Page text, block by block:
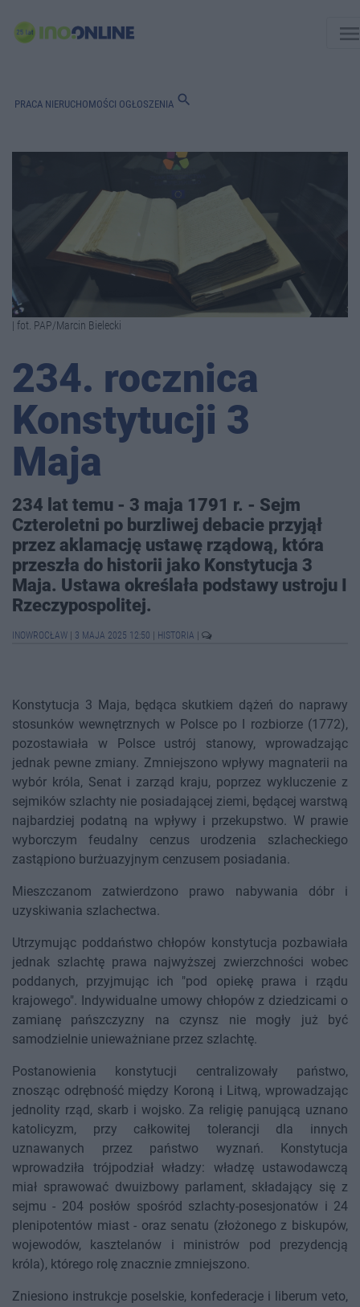
PRACA NIERUCHOMOŚCI OGŁOSZENIA search
| fot. PAP/Marcin Bielecki
234. rocznica
Konstytucji 3
Maja
234 lat temu - 3 maja 1791 r. - Sejm
Czteroletni po burzliwej debacie przyjął
przez aklamację ustawę rządową, która
przeszła do historii jako Konstytucja 3
Maja. Ustawa określała podstawy ustroju I
Rzeczypospolitej.
INOWROCŁAW 3 MAJA 2025 12:50 HISTORIA
Konstytucja 3 Maja, będąca skutkiem dążeń do naprawy
stosunków wewnętrznych w Polsce po I rozbiorze (1772),
pozostawiała w Polsce ustrój stanowy, wprowadzając
jednak pewne zmiany. Zmniejszono wpływy magnaterii na
wybór króla, Senat i zarząd kraju, poprzez wykluczenie z
sejmików szlachty nie posiadającej ziemi, będącej warstwą
najbardziej podatną na wpływy i przekupstwo. W prawie
wyborczym feudalny cenzus urodzenia szlacheckiego
zastąpiono burżuazyjnym cenzusem posiadania.
Mieszczanom zatwierdzono prawo nabywania dóbr i
uzyskiwania szlachectwa.
Utrzymując poddaństwo chłopów konstytucja pozbawiała
jednak szlachtę prawa najwyższej zwierzchności wobec
poddanych, przyjmując ich "pod opiekę prawa i rządu
krajowego". Indywidualne umowy chłopów z dziedzicami o
zamianę pańszczyzny na czynsz nie mogły już być
samodzielnie unieważniane przez szlachtę.
Postanowienia konstytucji centralizowały państwo,
znosząc odrębność między Koroną i Litwą, wprowadzając
jednolity rząd, skarb i wojsko. Za religię panującą uznano
katolicyzm, przy całkowitej tolerancji dla innych
uznawanych przez państwo wyznań. Konstytucja
wprowadziła trójpodział władzy: władzę ustawodawczą
miał sprawować dwuizbowy parlament, składający się z
sejmu - 204 posłów spośród szlachty-posesjonatów i 24
plenipotentów miast - oraz senatu (złożonego z biskupów,
wojewodów, kasztelanów i ministrów pod prezydencją
króla), którego rolę znacznie zmniejszono.
Zniesiono instrukcje poselskie, konfederacje i liberum veto,